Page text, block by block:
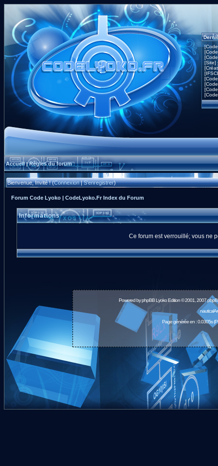
[Site]
Accueil|Règles du forum
Bienvenue, Invité ! (Connexion|S'enregistrer)
Forum Code Lyoko | CodeLyoko.Fr Index du Forum
Informations
Ce forum est verrouillé; vous ne
Powered byphpBBLyoko Edition © 2001, 2007
Page générée en : 0.0305s